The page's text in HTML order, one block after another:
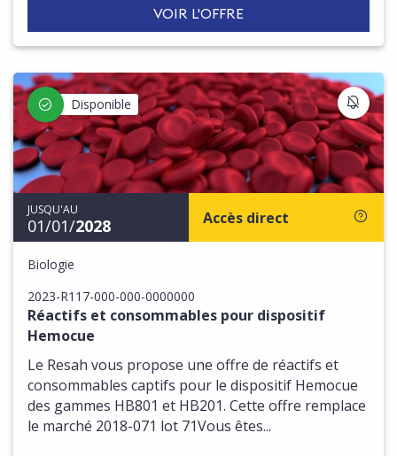
VOIR L'OFFRE
Disponible
JUSQU'AU
01/01/2028 Accès direct
Biologie
2023-R117-000-000-0000000
Réactifs et consommables pour dispositif
Hemocue
Le Resah vous propose une offre de réactifs et
consommables captifs pour le dispositif Hemocue
des gammes HB801 et HB201. Cette offre remplace
le marché 2018-071 lot 71Vous êtes...